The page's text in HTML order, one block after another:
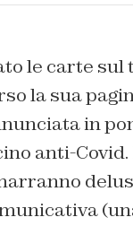
le carte sul
la sua
in
anti-